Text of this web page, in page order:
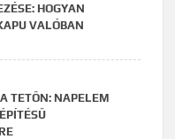
HOGYAN
VALÓBAN
TETŐN: NAPELEM